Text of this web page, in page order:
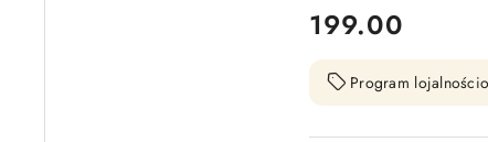
cena:
199.00
Program